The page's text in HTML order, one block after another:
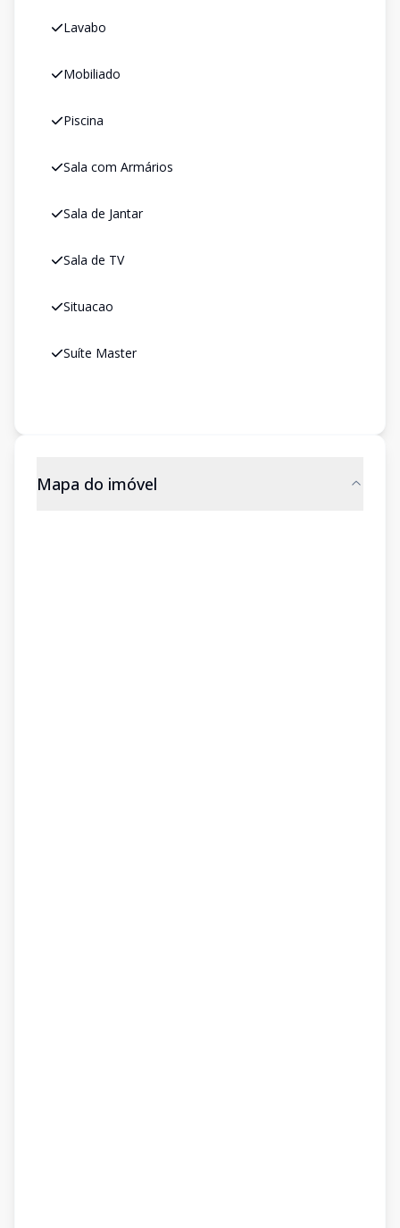
Lavabo
Mobiliado
Piscina
Sala com Armários
Sala de Jantar
Sala de TV
Situacao
Suíte Master
Mapa do imóvel